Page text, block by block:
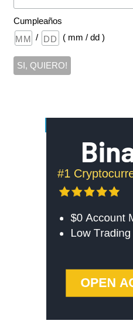
Cumpleaños
/
( mm / dd )